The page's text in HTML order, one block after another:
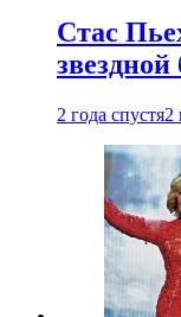
Стас
2 года спустя2